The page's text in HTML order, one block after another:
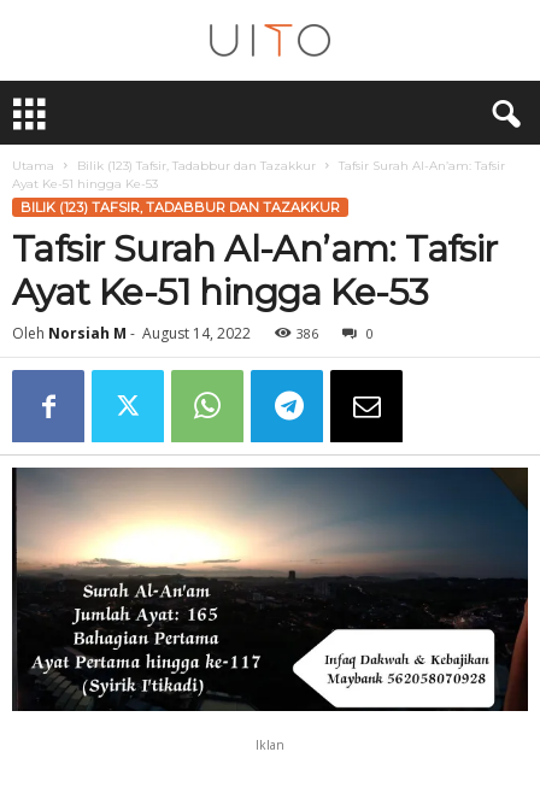
T
Utama Bilik (123) Tafsir, Tadabbur dan Tazakkur
Tafsir Surah Al-An’am: Tafsir
Ayat Ke-51 hingga Ke-53
BILIK (123) TAFSIR, TADABBUR DAN TAZAKKUR
Tafsir Surah Al-An’am: Tafsir
Ayat Ke-51 hingga Ke-53
Oleh Norsiah M - August 14, 2022 386 0
Iklan